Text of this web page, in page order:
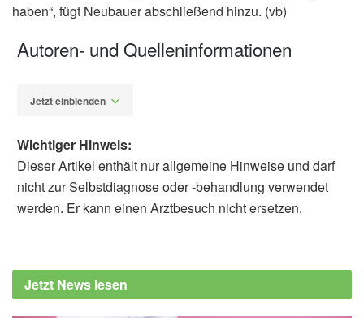
haben“, fügt Neubauer abschließend hinzu. (vb)
Autoren- und Quelleninformationen
Jetzt einblenden
Claus F. Vogelmeier, u.a.: Ruxolitinib for the
treatment of SARS-CoV-2 induced acute
Wichtiger Hinweis:
Dieser Artikel enthält nur allgemeine Hinweise und darf
nicht zur Selbstdiagnose oder -behandlung verwendet
werden. Er kann einen Arztbesuch nicht ersetzen.
Jetzt News lesen